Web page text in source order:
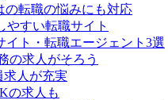
の転職の悩みにも対応
やすい転職サイト
ト・転職エージェント3選
の求人がそろう
求人が充実
の求人も